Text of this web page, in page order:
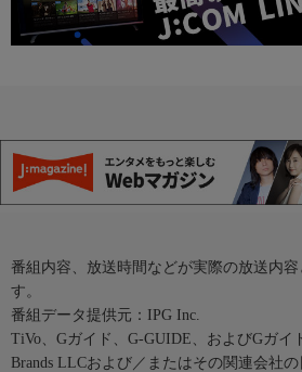
番組内容、放送時間などが実際の放送内
す。
番組データ提供元：IPG Inc.
TiVo、Gガイド、G-GUIDE、およびGガイ
Brands LLCおよび／またはその関連会社